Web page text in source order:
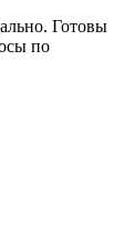
Готовы
по